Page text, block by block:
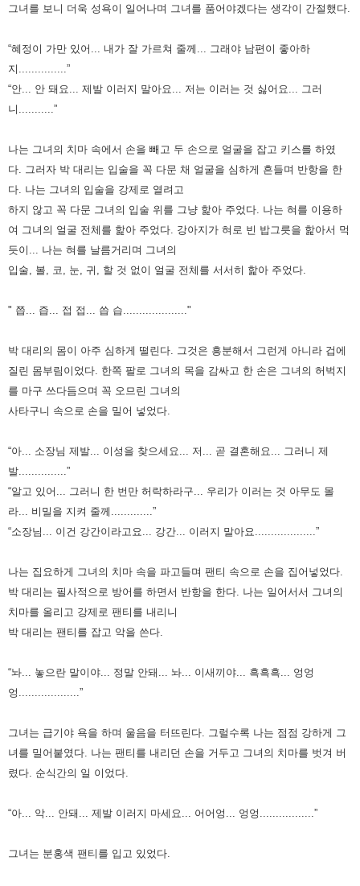
그녀를 보니 더욱 성욕이 일어나며 그녀를 품어야겠다는 생각이 간절했다.
“혜정이 가만 있어... 내가 잘 가르쳐 줄께... 그래야 남편이 좋아하
지...............”
“안... 안 돼요... 제발 이러지 말아요... 저는 이러는 것 싫어요... 그러
니...........”
나는 그녀의 치마 속에서 손을 빼고 두 손으로 얼굴을 잡고 키스를 하였
다.
그러자 박 대리는 입술을 꼭 다문 채 얼굴을 심하게 흔들며 반항을 한
다. 나는 그녀의 입술을 강제로 열려고
하지 않고 꼭 다문 그녀의 입술 위를 그냥 핥아 주었다. 나는 혀를 이용하
여 그녀의 얼굴 전체를 핥아 주었다. 강아지가 혀로 빈 밥그릇을 핥아서 먹
듯이... 나는 혀를 날름거리며 그녀의
입술, 볼, 코, 눈, 귀, 할 것 없이 얼굴 전체를 서서히 핥아 주었다.
" 쯥... 즙... 접 접... 씁 습...................."
박 대리의 몸이 아주 심하게 떨린다. 그것은 흥분해서 그런게 아니라 겁에
질린 몸부림이었다. 한쪽 팔로 그녀의 목을 감싸고 한 손은 그녀의 허벅지
를 마구 쓰다듬으며 꼭 오므린 그녀의
사타구니 속으로 손을 밀어 넣었다.
“아... 소장님 제발... 이성을 찾으세요... 저... 곧 결혼해요... 그러니 제
발...............”
“알고 있어... 그러니 한 번만 허락하라구... 우리가 이러는 것 아무도 몰
라... 비밀을 지켜 줄께.............”
“소장님... 이건 강간이라고요... 강간... 이러지 말아요...................”
나는 집요하게 그녀의 치마 속을 파고들며 팬티 속으로 손을 집어넣었다.
박 대리는 필사적으로 방어를 하면서 반항을 한다. 나는 일어서서 그녀의
치마를 올리고 강제로 팬티를 내리니
박 대리는 팬티를 잡고 악을 쓴다.
“놔... 놓으란 말이야... 정말 안돼... 놔... 이새끼야... 흑흑흑... 엉엉
엉...................”
그녀는 급기야 욕을 하며 울음을 터뜨린다. 그럴수록 나는 점점 강하게 그
녀를 밀어붙였다. 나는 팬티를 내리던 손을 거두고 그녀의 치마를 벗겨 버
렸다. 순식간의 일 이었다.
“아... 악... 안돼... 제발 이러지 마세요... 어어엉... 엉엉.................”
그녀는 분홍색 팬티를 입고 있었다.